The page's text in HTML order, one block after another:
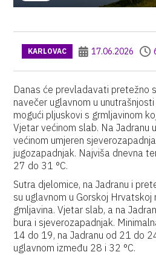
KARLOVAC 17.06.2026
Danas će prevladavati pretežno
navečer uglavnom u
mogući pljuskovi s grmljavinom
Vjetar većinom slab. Na Jadranu
većinom umjeren
jugozapadnjak. Najviša dnevna
27 do 31 °C.
Sutra djelomice, na Jadranu i
su uglavnom u Gorskoj Hrvatskoj
gmljavina. Vjetar slab, a na
bura i sjeverozapadnjak.
14 do 19, na Jadranu od 21 do
uglavnom između 28 i 32 °C.